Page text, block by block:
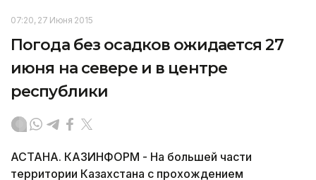
07:20, 27 Июня 2015
Погода без осадков ожидается 27
июня на севере и в центре
республики
АСТАНА. КАЗИНФОРМ - На большей части
территории Казахстана с прохождением